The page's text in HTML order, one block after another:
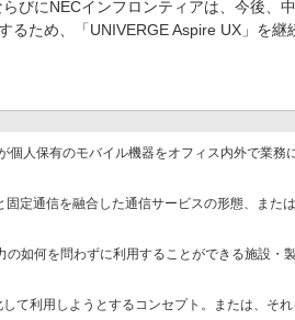
びにNECインフロンティアは、今後、
るため、「UNIVERGE Aspire UX」を継
個人保有のモバイル機器をオフィス内外で業務
定通信を融合した通信サービスの形態、また
如何を問わずに利用することができる施設・
て利用しようとするコンセプト。または、そ